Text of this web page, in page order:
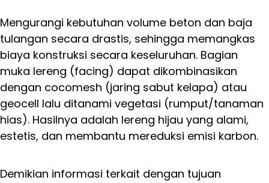
Mengurangi kebutuhan volume beton dan baja
tulangan secara drastis, sehingga memangkas
biaya konstruksi secara keseluruhan. Bagian
muka lereng (facing) dapat dikombinasikan
dengan cocomesh (jaring sabut kelapa) atau
geocell lalu ditanami vegetasi (rumput/tanaman
hias). Hasilnya adalah lereng hijau yang alami,
estetis, dan membantu mereduksi emisi karbon.
Demikian informasi terkait dengan tujuan